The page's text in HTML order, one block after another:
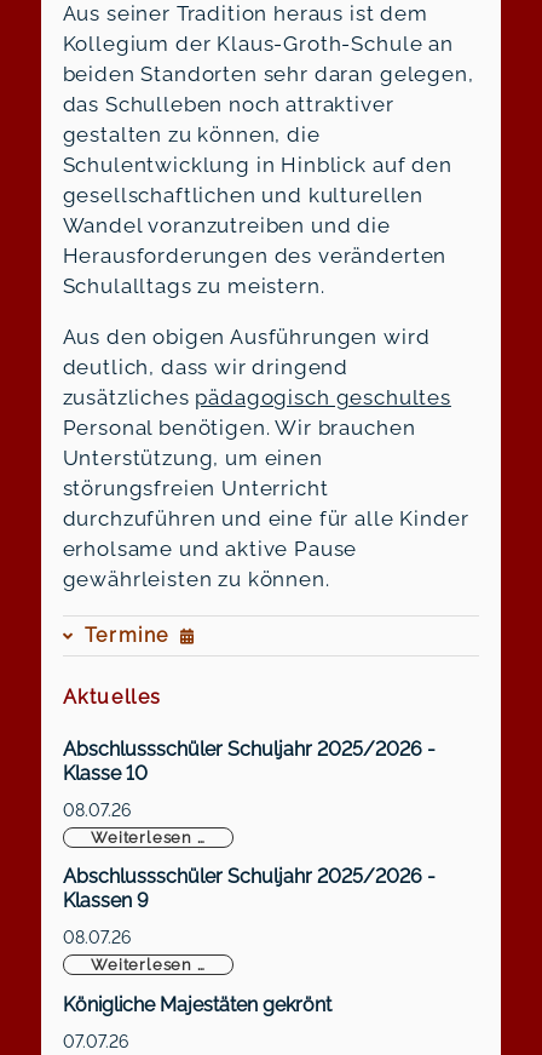
Aus seiner Tradition heraus ist dem
Kollegium der Klaus-Groth-Schule an
beiden Standorten sehr daran gelegen,
das Schulleben noch attraktiver
gestalten zu können, die
Schulentwicklung in Hinblick auf den
gesellschaftlichen und kulturellen
Wandel voranzutreiben und die
Herausforderungen des veränderten
Schulalltags zu meistern.
Aus den obigen Ausführungen wird
deutlich, dass wir dringend
zusätzliches pädagogisch geschultes
Personal benötigen. Wir brauchen
Unterstützung, um einen
störungsfreien Unterricht
durchzuführen und eine für alle Kinder
erholsame und aktive Pause
gewährleisten zu können.
Termine
Aktuelles
Abschlussschüler Schuljahr 2025/2026 -
Klasse 10
08.07.26
Weiterlesen … Abschlussschüler Schuljahr 2025/2026
Abschlussschüler Schuljahr 2025/2026 -
Klassen 9
08.07.26
Weiterlesen …Abschlussschüler Schuljahr 2025/2026
Königliche Majestäten gekrönt
07.07.26